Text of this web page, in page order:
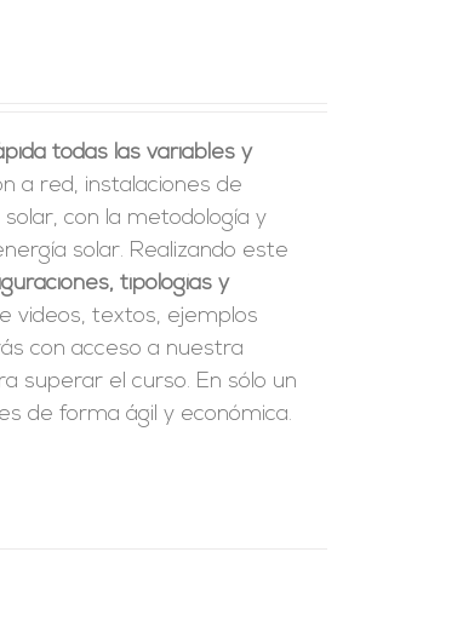
todas las variables y
a red, instalaciones de
con la metodología y
solar. Realizando este
tipologías y
videos, textos, ejemplos
con acceso a nuestra
superar el curso. En sólo un
de forma ágil y económica.